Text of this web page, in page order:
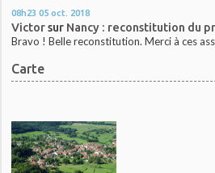
08h23 05 oct. 2018
Victorsur Nancy : reconstitution du
Bravo ! Belle reconstitution. Merci à ces
Carte